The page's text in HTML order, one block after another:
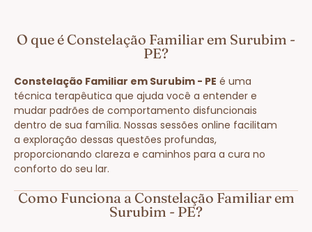
O que é Constelação Familiar em Surubim -
PE?
Constelação Familiar em Surubim - PE é uma
técnica terapêutica que ajuda você a entender e
mudar padrões de comportamento disfuncionais
dentro de sua família. Nossas sessões online facilitam
a exploração dessas questões profundas,
proporcionando clareza e caminhos para a cura no
conforto do seu lar.
Como Funciona a Constelação Familiar em
Surubim - PE?